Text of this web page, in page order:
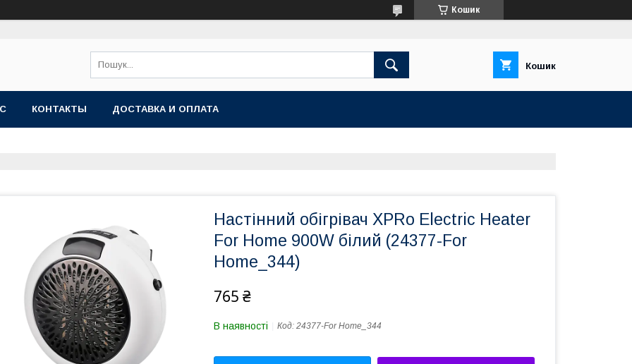
Кошик
Кошик
КОНТАКТЫ ДОСТАВКА И ОПЛАТА
Настінний обігрівач XPRo Electric Heater
For Home 900W білий (24377-For
Home_344)
765 ₴
В наявності Код: 24377-For Home_344